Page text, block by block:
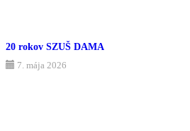
20 rokov SZUŠ DAMA
7. mája 2026